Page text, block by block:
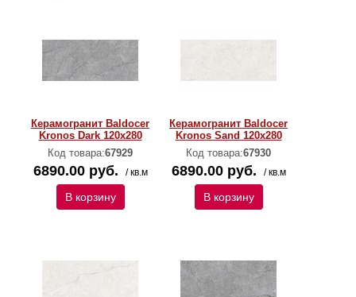
Керамогранит Baldocer
Kronos Dark 120х280
Код товара:67929
6890.00 руб. / кв.м
В корзину
Керамогранит Baldocer
Kronos Sand 120х280
Код товара:67930
6890.00 руб. / кв.м
В корзину